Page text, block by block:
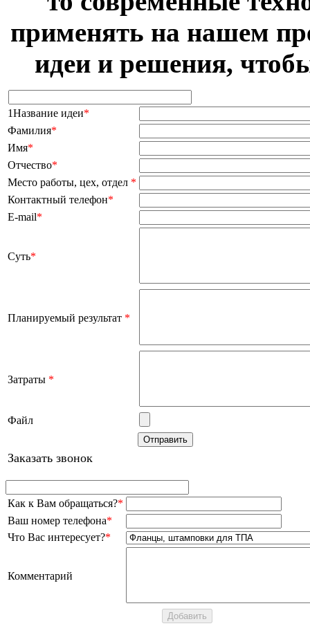
применять на нашем
идеи и решения,
1Название идеи*
Фамилия*
Имя*
Отчество*
Место работы, цех, отдел *
Контактный телефон*
E-mail*
Суть*
Планируемый результат *
Затраты *
Файл
Заказать звонок
Как к Вам обращаться?*
Ваш номер телефона*
Что Вас интересует?*
Комментарий